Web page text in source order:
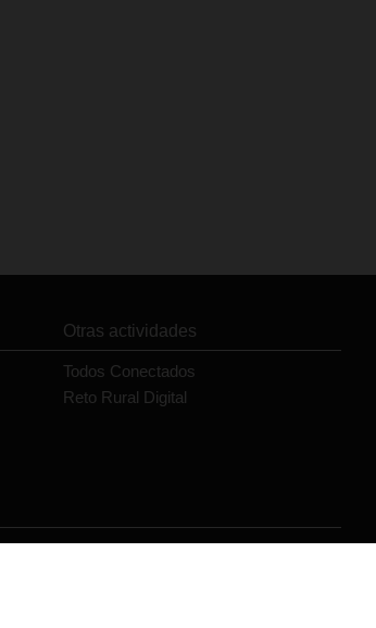
Otras actividades
Todos Conectados
Reto Rural Digital